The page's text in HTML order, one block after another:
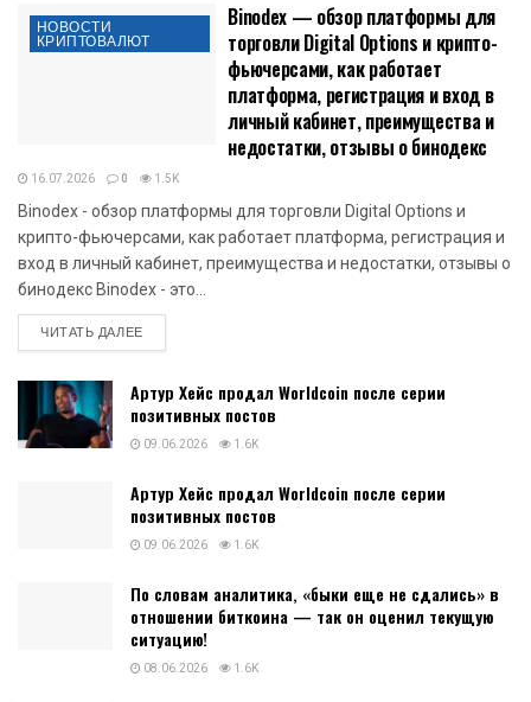
НОВОСТИ
КРИПТОВАЛЮТ
Binodex — обзор платформы для
торговли Digital Options и крипто-
фьючерсами, как работает
платформа, регистрация и вход в
личный кабинет, преимущества и
недостатки, отзывы о бинодекс
16.07.2026 0 1.5K
Binodex - обзор платформы для торговли Digital Options и
крипто-фьючерсами, как работает платформа, регистрация и
вход в личный кабинет, преимущества и недостатки, отзывы о
бинодекс Binodex - это...
ЧИТАТЬ ДАЛЕЕDETAILS
Артур Хейс продал Worldcoin после серии
позитивных постов
09.06.2026 1.6K
Артур Хейс продал Worldcoin после серии
позитивных постов
09.06.2026 1.6K
По словам аналитика, «быки еще не сдались» в
отношении биткоина — так он оценил текущую
ситуацию!
08.06.2026 1.6K